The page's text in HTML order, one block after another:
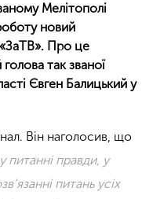
Мелітополі
новий
«ЗаТВ». Про це
так званої
Євген Балицький у
Він наголосив, що
питанні правди, у
питань усіх